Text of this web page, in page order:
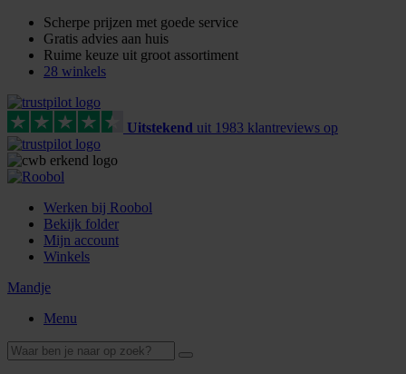
Scherpe prijzen met goede service
Gratis advies aan huis
Ruime keuze uit groot assortiment
28 winkels
Uitstekend uit 1983 klantreviews op
Werken bij Roobol
Bekijk folder
Mijn account
Winkels
Mandje
Menu